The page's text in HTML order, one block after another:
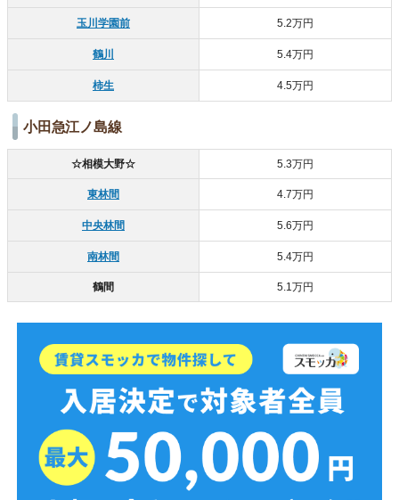
玉川学園前 5.2万円
鶴川 5.4万円
柿生 4.5万円
小田急江ノ島線
☆相模大野☆ 5.3万円
東林間 4.7万円
中央林間 5.6万円
南林間 5.4万円
鶴間 5.1万円